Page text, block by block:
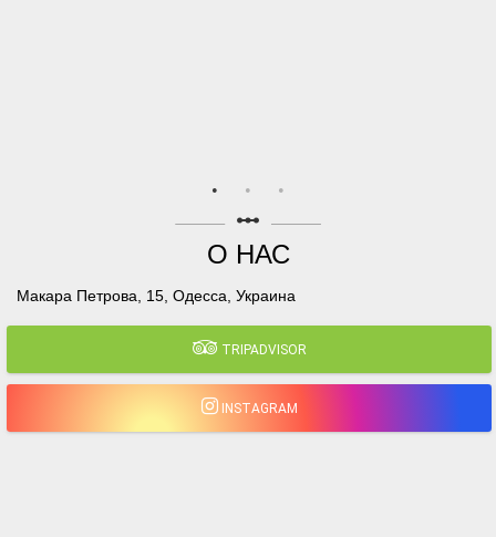
linear_scale
О НАС
Макара Петрова, 15, Одесса, Украина
TRIPADVISOR
INSTAGRAM